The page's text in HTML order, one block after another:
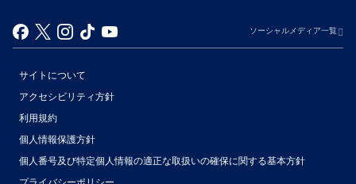
ソーシャルメディア一覧
サイトについて
アクセシビリティ方針
利用規約
個人情報保護方針
個人番号及び特定個人情報の適正な取扱いの確保に関する基本方針
プライバシーポリシー